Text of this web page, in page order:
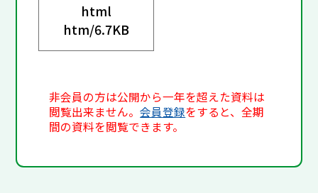
html
htm/6.7KB
非会員の方は公開から一年を超えた資料は
閲覧出来ません。会員登録をすると、全期
間の資料を閲覧できます。